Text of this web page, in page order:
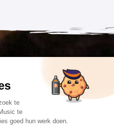
VOLG ONS